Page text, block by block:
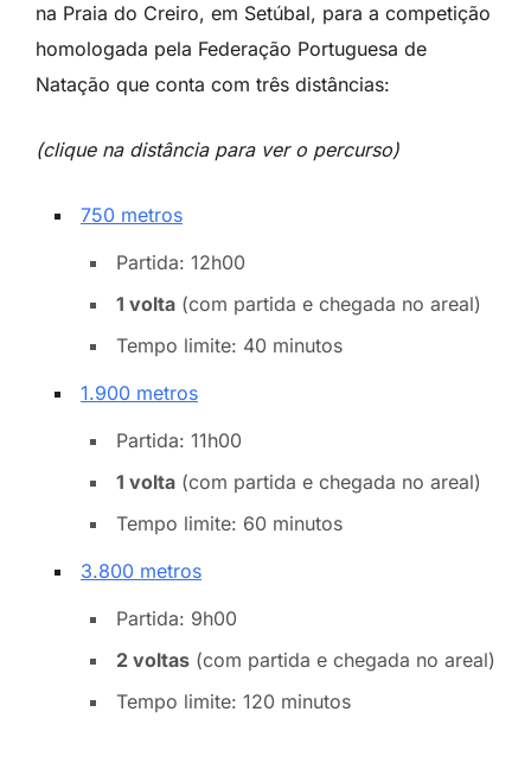
na Praia do Creiro, em Setúbal, para a competição
homologada pela Federação Portuguesa de
Natação que conta com três distâncias:
(clique na distância para ver o percurso)
750 metros
Partida: 12h00
1 volta (com partida e chegada no areal)
Tempo limite: 40 minutos
1.900 metros
Partida: 11h00
1 volta (com partida e chegada no areal)
Tempo limite: 60 minutos
3.800 metros
Partida: 9h00
2 voltas (com partida e chegada no areal)
Tempo limite: 120 minutos